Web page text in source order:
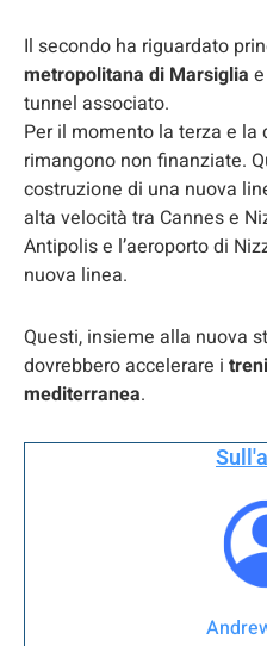
Il secondo ha riguardato
metropolitana di Marsiglia
tunnel associato.
Per il momento la terza e la
rimangono non finanziate.
costruzione di una nuova
alta velocità tra Cannes e
Antipolis e l’aeroporto di
nuova linea.
Questi, insieme alla nuova
dovrebbero accelerare i
mediterranea.